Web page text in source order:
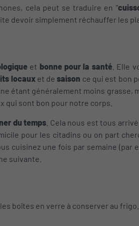
cela peut se traduire en "
devoir simplement réchauffer les
et bonne pour la santé. Elle
locauxet de saison ce qui est bon
étant généralement moins
qui sont bon pour notre corps.
du temps . Cela nous est tous
pour les citadins ou on part
cuisinez une fois par semaine
suivante.
boîtes en verre à conserver au